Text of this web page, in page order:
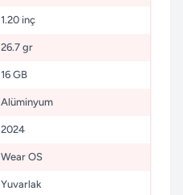
1.20 inç
26.7 gr
16 GB
Alüminyum
2024
Wear OS
Yuvarlak